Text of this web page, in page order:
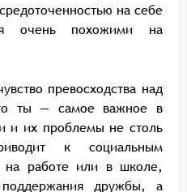
на себе
очень похожими на
превосходства над
ты — самое важное в
и их проблемы не столь
к социальным
на работе или в школе,
дружбы, а